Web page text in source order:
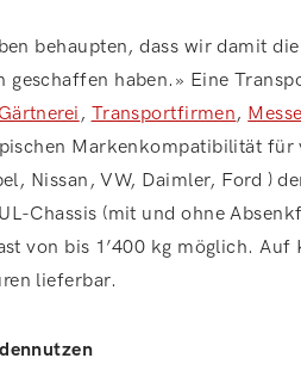
behaupten, dass wir damit
haben.» Eine
Gärtnerei , Transportfirmen,
Markenkompatibilität für
Nissan, VW, Daimler, Ford )
Chassis (mit und ohne
von bis 1’400 kg möglich.
lieferbar.